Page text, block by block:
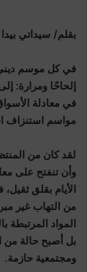
بقلم/ سيداتي بيدا
في كل موسم ديني
إلحاحًا ومرارة:
في معادلة
مواسم استنزاف
لقد كان من
وأن تنفتح على
الأيام بقلق
من التهاب غير
المواد المرتبطة
بل أصبح حالة من
ومجتمعية حازمة.